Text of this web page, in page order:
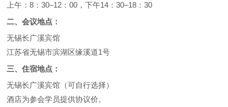
上午：8：30–12：00，下午14：30–18：30
二、会议地点：
无锡长广溪宾馆
江苏省无锡市滨湖区缘溪道1号
三、住宿地点：
无锡长广溪宾馆（可自行选择）
酒店为参会学员提供协议价。